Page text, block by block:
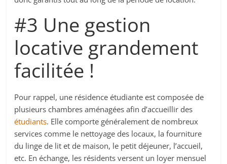
#3 Une gestion
locative grandement
facilitée !
Pour rappel, une résidence étudiante est composée de
plusieurs chambres aménagées afin d’accueillir des
étudiants. Elle comporte généralement de nombreux
services comme le nettoyage des locaux, la fourniture
du linge de lit et de maison, le petit déjeuner, l’accueil,
etc. En échange, les résidents versent un loyer mensuel